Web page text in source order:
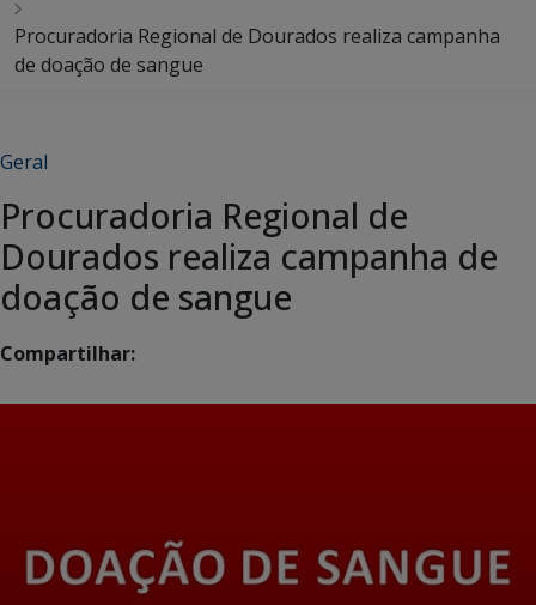
Procuradoria Regional de Dourados realiza campanha
de doação de sangue
Geral
Procuradoria Regional de
Dourados realiza campanha de
doação de sangue
Compartilhar: